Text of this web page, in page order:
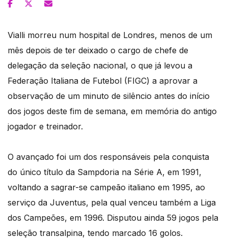
Vialli morreu num hospital de Londres, menos de um
mês depois de ter deixado o cargo de chefe de
delegação da seleção nacional, o que já levou a
Federação Italiana de Futebol (FIGC) a aprovar a
observação de um minuto de silêncio antes do início
dos jogos deste fim de semana, em memória do antigo
jogador e treinador.
O avançado foi um dos responsáveis pela conquista
do único título da Sampdoria na Série A, em 1991,
voltando a sagrar-se campeão italiano em 1995, ao
serviço da Juventus, pela qual venceu também a Liga
dos Campeões, em 1996. Disputou ainda 59 jogos pela
seleção transalpina, tendo marcado 16 golos.